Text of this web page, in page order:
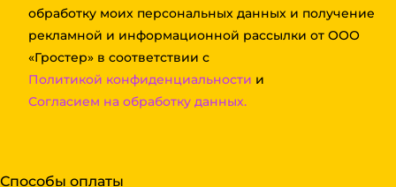
обработку моих персональных данных и получение
рекламной и информационной рассылки от ООО
«Гростер» в соответствии с
Политикой конфиденциальности и
Согласием на обработку данных.
Способы оплаты